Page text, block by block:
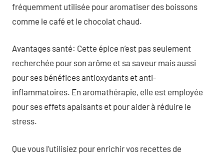
fréquemment utilisée pour aromatiser des boissons
comme le café et le chocolat chaud.
Avantages santé: Cette épice n’est pas seulement
recherchée pour son arôme et sa saveur mais aussi
pour ses bénéfices antioxydants et anti-
inflammatoires. En aromathérapie, elle est employée
pour ses effets apaisants et pour aider à réduire le
stress.
Que vous l’utilisiez pour enrichir vos recettes de